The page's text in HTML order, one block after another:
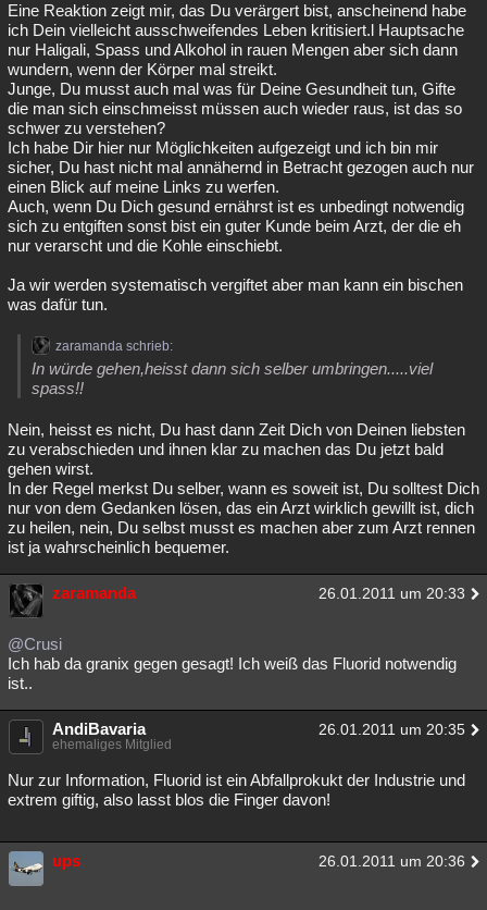
Eine Reaktion zeigt mir, das Du verärgert bist, anscheinend habe
ich Dein vielleicht ausschweifendes Leben kritisiert.l Hauptsache
nur Haligali, Spass und Alkohol in rauen Mengen aber sich dann
wundern, wenn der Körper mal streikt.
Junge, Du musst auch mal was für Deine Gesundheit tun, Gifte
die man sich einschmeisst müssen auch wieder raus, ist das so
schwer zu verstehen?
Ich habe Dir hier nur Möglichkeiten aufgezeigt und ich bin mir
sicher, Du hast nicht mal annähernd in Betracht gezogen auch nur
einen Blick auf meine Links zu werfen.
Auch, wenn Du Dich gesund ernährst ist es unbedingt notwendig
sich zu entgiften sonst bist ein guter Kunde beim Arzt, der die eh
nur verarscht und die Kohle einschiebt.
Ja wir werden systematisch vergiftet aber man kann ein bischen
was dafür tun.
zaramanda schrieb:
In würde gehen,heisst dann sich selber umbringen.....viel
spass!!
Nein, heisst es nicht, Du hast dann Zeit Dich von Deinen liebsten
zu verabschieden und ihnen klar zu machen das Du jetzt bald
gehen wirst.
In der Regel merkst Du selber, wann es soweit ist, Du solltest Dich
nur von dem Gedanken lösen, das ein Arzt wirklich gewillt ist, dich
zu heilen, nein, Du selbst musst es machen aber zum Arzt rennen
ist ja wahrscheinlich bequemer.
zaramanda 26.01.2011 um 20:33
@Crusi
Ich hab da granix gegen gesagt! Ich weiß das Fluorid notwendig
ist..
AndiBavaria 26.01.2011 um 20:35
ehemaliges Mitglied
Nur zur Information, Fluorid ist ein Abfallprokukt der Industrie und
extrem giftig, also lasst blos die Finger davon!
ups 26.01.2011 um 20:36